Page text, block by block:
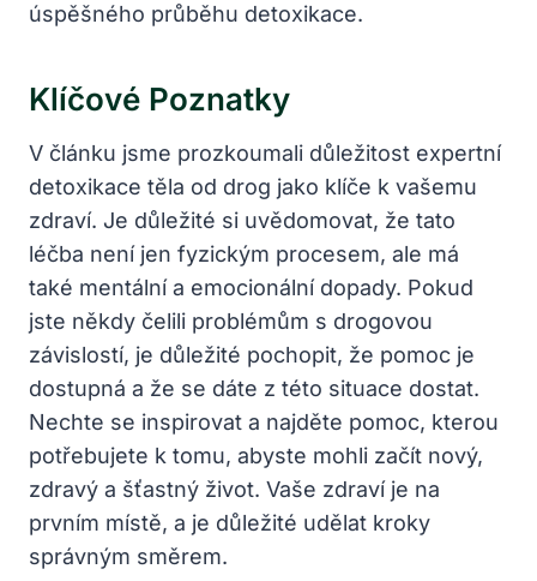
úspěšného průběhu detoxikace.
Klíčové Poznatky
V článku jsme prozkoumali důležitost expertní
detoxikace těla od drog jako klíče k vašemu
zdraví. Je důležité si uvědomovat, že tato
léčba není jen fyzickým procesem, ale má
také mentální a emocionální dopady. Pokud
jste někdy čelili problémům s drogovou
závislostí, je důležité pochopit, že pomoc je
dostupná a že se dáte z této situace dostat.
Nechte se inspirovat a najděte pomoc, kterou
potřebujete k tomu, abyste mohli začít nový,
zdravý a šťastný život. Vaše zdraví je na
prvním místě, a je důležité udělat kroky
správným směrem.